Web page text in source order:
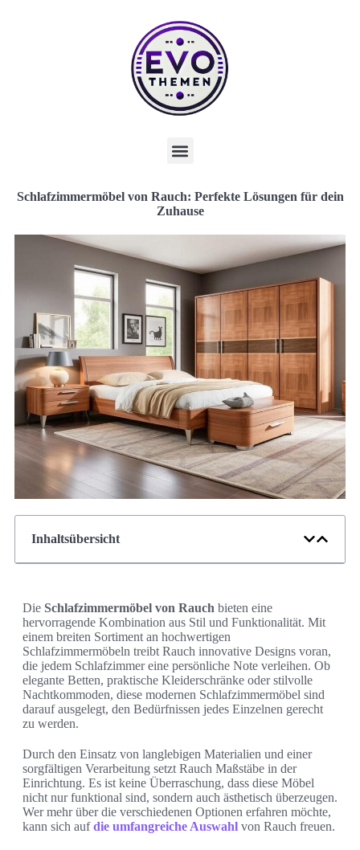
Schlafzimmermöbel von Rauch: Perfekte Lösungen für dein
Zuhause
Inhaltsübersicht
Die Schlafzimmermöbel von Rauch bieten eine
hervorragende Kombination aus Stil und Funktionalität. Mit
einem breiten Sortiment an hochwertigen
Schlafzimmermöbeln treibt Rauch innovative Designs voran,
die jedem Schlafzimmer eine persönliche Note verleihen. Ob
elegante Betten, praktische Kleiderschränke oder stilvolle
Nachtkommoden, diese modernen Schlafzimmermöbel sind
darauf ausgelegt, den Bedürfnissen jedes Einzelnen gerecht
zu werden.
Durch den Einsatz von langlebigen Materialien und einer
sorgfältigen Verarbeitung setzt Rauch Maßstäbe in der
Einrichtung. Es ist keine Überraschung, dass diese Möbel
nicht nur funktional sind, sondern auch ästhetisch überzeugen.
Wer mehr über die verschiedenen Optionen erfahren möchte,
kann sich aufdie umfangreiche Auswahl von Rauch freuen.